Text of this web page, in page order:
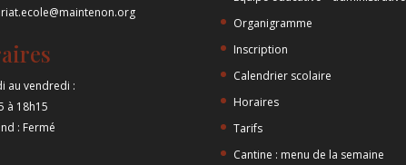
au vendredi :
à 18h15
: Fermé
Organigramme
Inscription
Calendrier scolaire
Horaires
Tarifs
Cantine : menu de la semaine